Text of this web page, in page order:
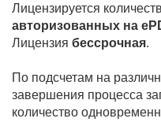
Лицензируется
авторизованных на
Лицензия бессрочная.
По подсчетам на
завершения процесса
количество